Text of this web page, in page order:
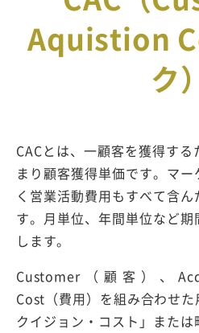
Aquistion
ク）
CACとは、一顧客を獲得す
まり顧客獲得単価です。マ
く営業活動費用もすべて含
す。月単位、年間単位など
します。
Customer（顧客）、
Cost（費用）を組み合わせ
クイジョン・コスト」また